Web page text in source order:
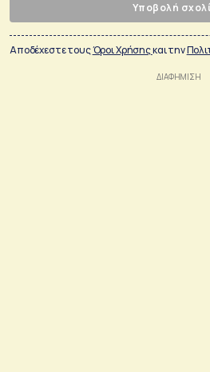
Υποβολή
Αποδέχεστε τουςΌροι Χρήσηςκαι την